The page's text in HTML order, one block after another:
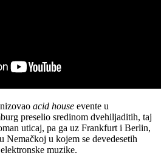
acid house evente u
preselio sredinom dvehiljaditih, taj
uticaj, pa ga uz Frankfurt i Berlin,
Nemačkoj u kojem se devedesetih
muzike.